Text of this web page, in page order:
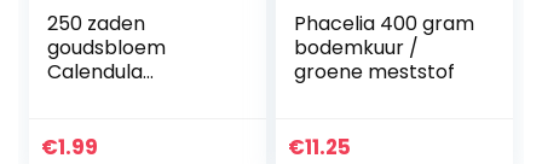
250 zaden
goudsbloem
Calendula
plant/olie-
€1.99
Phacelia 400 gram
bodemkuur /
groene meststof
€11.25